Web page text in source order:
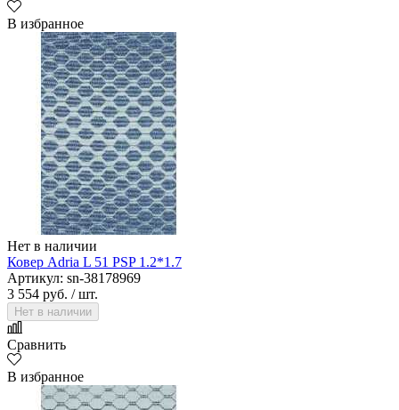
В избранное
Нет в наличии
Ковер Adria L 51 PSP 1.2*1.7
Артикул: sn-38178969
3 554 руб. / шт.
Нет в наличии
Сравнить
В избранное